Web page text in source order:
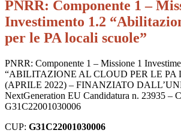
PNRR: Componente 1 –
Investimento 1.2
per le PA locali scuole”
PNRR: Componente 1 – Missione 1
“ABILITAZIONE AL CLOUD PER LE PA
(APRILE 2022) – FINANZIATO
NextGeneration EU Candidatura n. 23935 –
G31C22001030006
CUP: G31C22001030006